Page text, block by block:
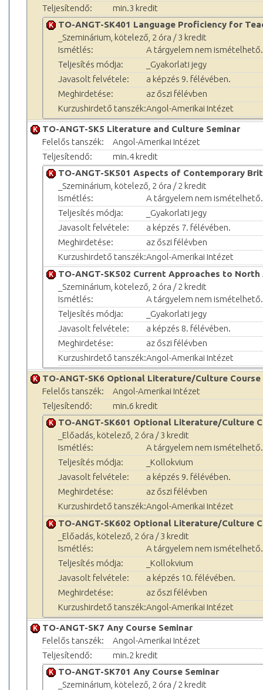
Teljesítendő:
min.3 kredit
TO-ANGT-SK401 Language Proficiency for
_Szeminárium, kötelező, 2 óra / 3 kredit
Ismétlés:
A tárgyelem nem ismételhető.
Teljesítés módja:
_Gyakorlati jegy
Javasolt felvétele:
a képzés 9. félévében.
Meghirdetése:
az őszi félévben
Kurzushirdető tanszék:Angol-Amerikai Intézet
TO-ANGT-SK5 Literature and Culture Seminar
Felelős tanszék:
Angol-Amerikai Intézet
Teljesítendő:
min.4 kredit
TO-ANGT-SK501 Aspects of Contemporary
_Szeminárium, kötelező, 2 óra / 2 kredit
Ismétlés:
A tárgyelem nem ismételhető.
Teljesítés módja:
_Gyakorlati jegy
Javasolt felvétele:
a képzés 7. félévében.
Meghirdetése:
az őszi félévben
Kurzushirdető tanszék:Angol-Amerikai Intézet
TO-ANGT-SK502 Current Approaches to
_Szeminárium, kötelező, 2 óra / 2 kredit
Ismétlés:
A tárgyelem nem ismételhető.
Teljesítés módja:
_Gyakorlati jegy
Javasolt felvétele:
a képzés 8. félévében.
Meghirdetése:
az őszi félévben
Kurzushirdető tanszék:Angol-Amerikai Intézet
TO-ANGT-SK6 Optional Literature/Culture
Felelős tanszék:
Angol-Amerikai Intézet
Teljesítendő:
min.6 kredit
TO-ANGT-SK601 Optional Literature/Culture
_Előadás, kötelező, 2 óra / 3 kredit
Ismétlés:
A tárgyelem nem ismételhető.
Teljesítés módja:
_Kollokvium
Javasolt felvétele:
a képzés 9. félévében.
Meghirdetése:
az őszi félévben
Kurzushirdető tanszék:Angol-Amerikai Intézet
TO-ANGT-SK602 Optional Literature/Culture
_Előadás, kötelező, 2 óra / 3 kredit
Ismétlés:
A tárgyelem nem ismételhető.
Teljesítés módja:
_Kollokvium
Javasolt felvétele:
a képzés 10. félévében.
Meghirdetése:
az őszi félévben
Kurzushirdető tanszék:Angol-Amerikai Intézet
TO-ANGT-SK7 Any Course Seminar
Felelős tanszék:
Angol-Amerikai Intézet
Teljesítendő:
min.2 kredit
TO-ANGT-SK701 Any Course Seminar
_Szeminárium, kötelező, 2 óra / 2 kredit